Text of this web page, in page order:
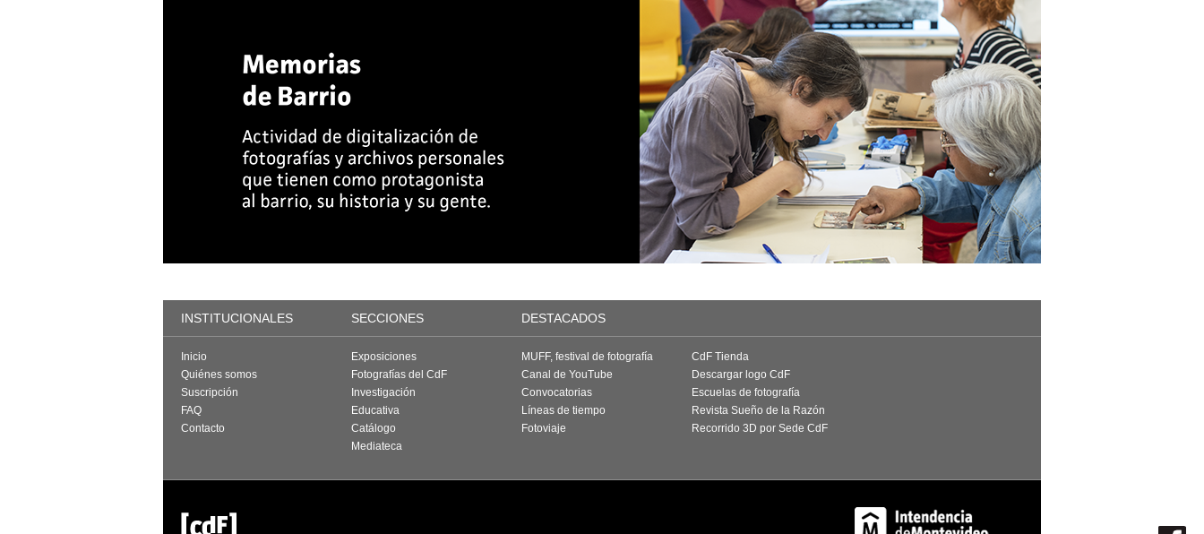
INSTITUCIONALES SECCIONES DESTACADOS
Inicio
Quiénes somos
Suscripción
FAQ
Contacto
Exposiciones
Fotografías del CdF
Investigación
Educativa
Catálogo
Mediateca
MUFF, festival de fotografía
Canal de YouTube
Convocatorias
Líneas de tiempo
Fotoviaje
CdF Tienda
Descargar logo CdF
Escuelas de fotografía
Revista Sueño de la Razón
Recorrido 3D por Sede CdF